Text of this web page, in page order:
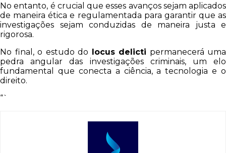
No entanto, é crucial que esses avanços sejam aplicados
de maneira ética e regulamentada para garantir que as
investigações sejam conduzidas de maneira justa e
rigorosa.
No final, o estudo do locus delicti permanecerá uma
pedra angular das investigações criminais, um elo
fundamental que conecta a ciência, a tecnologia e o
direito.
“`